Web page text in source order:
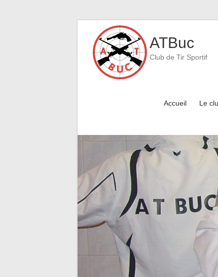
content
ATBuc
Club de Tir Sportif
Accueil Le